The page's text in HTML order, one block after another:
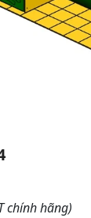
chính hãng)